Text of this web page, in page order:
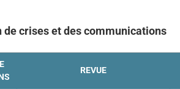
de crises et des communications
REVUE